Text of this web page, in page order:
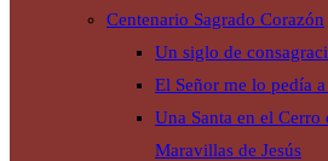
Centenario Sagrado Corazón
Un siglo de
El Señor me lo pedía
Una Santa en el
Maravillas de Jesús